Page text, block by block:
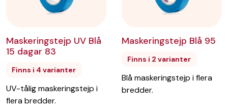
Maskeringstejp UV Blå
15 dagar 83
Finns i 4 varianter
UV-tålig maskeringstejp i
flera bredder.
Maskeringstejp Blå 95
Finns i 2 varianter
Blå maskeringstejp i flera
bredder.